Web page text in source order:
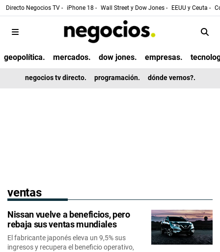
Directo Negocios TV - iPhone 18 - Wall Street y Dow Jones - EEUU y Ceuta -
geopolítica. mercados. dow jones. empresas.
negocios tv directo. programación. dónde vernos?.
ventas
Nissan vuelve a beneficios, pero
rebaja sus ventas mundiales
El fabricante japonés eleva un 9,5% sus
ingresos y recupera el beneficio operativo,